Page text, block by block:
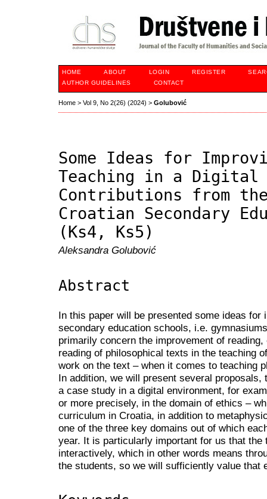
HOME ABOUT LOGIN REGISTER
AUTHOR GUIDELINES
CONTACT
Home > Vol 9, No 2(26) (2024) > Golubović
Some Ideas for
Teaching in a Digital
Contributions from the
Croatian Secondary
(Ks4, Ks5)
Aleksandra Golubović
Abstract
In this paper will be presented some ideas for
secondary education schools, i.e.
primarily concern the improvement of
reading of philosophical texts in the teaching
work on the text – when it comes to teaching
In addition, we will present several
a case study in a digital environment, for
or more precisely, in the domain of ethics –
curriculum in Croatia, in addition to
one of the three key domains out of which
year. It is particularly important for us that the
interactively, which in other words means
the students, so we will sufficiently value that